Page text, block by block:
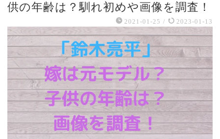
供の年齢は？馴れ初めや画像を調査！
2021-01-25 / 2023-01-13